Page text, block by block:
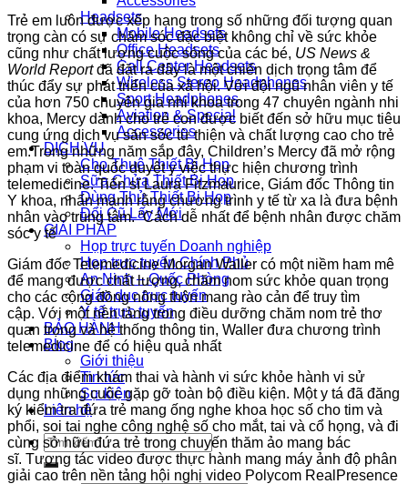
Headsets
Mobile Headsets
Office Headsets
Call Center Headsets
Wireless Stereo Headphones
Sport Headphones
Aviation & Special
Accessories
DỊCH VỤ
Cho Thuê Thiết Bị Họp
Sữa Chửa Thiết Bị Họp
Dùng Thử Thiết Bị Họp
Đổi Cũ Lấy Mới
GIẢI PHÁP
Họp trực tuyến Doanh nghiệp
Họp trực tuyến Chính Phủ
An Ninh – Quốc Phòng
Giáo dục trực tuyến
Y tế trực tuyến
BẢO HÀNH
Blog
Giới thiệu
Tin tức
Sự kiện
Liên hệ
Tìm
kiếm:
Trẻ em luôn được xếp hạng trong số những đối tượng quan
trọng càn có sự chăm sóc đặc biệt không chỉ về sức khỏe
cũng như chất lượng cuộc sóng của các bé, US News &
World Reportđã đặt ra đây là một chiến dịch trọng tâm để
thúc đẩy sự phát triển của xã hội. Vớiđội ngũ nhân viên y tế
của hơn 750 chuyên gia nhi khoa trong 47 chuyên ngành nhi
khoa, Mercy dành chotrẻ conđược biếtđến sở hữu mục tiêu
cung ứng dịch vụsăn sóctừ thiện và chất lượng cao cho trẻ
em.Trongnhững năm sắp đây, Children’s Mercy đã mở rộng
phạm vi toàn quốcduyệt yviệcthực hiện chương trình
telemedicine. Tiến sĩ Laura Fitzmaurice, Giám đốc Thông tin
Y khoa, nhấn mạnh rằng chương trình y tế từ xa là đưa bệnh
nhân vào trung tâm. “Cách dễ nhất để bệnh nhân được chăm
sócy tế
Giám đốc Telemedicine Morgan Waller có mộtniềm ham mê
để mangđược chất lượng,chăm nom sức khỏe quan trọng
cho các cộngđồng nông thônmang rào cản để truy tìm
cập. Vớimột nền tảngtrong điều dưỡng chăm nom trẻ thơ
quan trọng và hệ thống thông tin, Waller đưa chương trình
telemedicine để có hiệu quả nhất
Các địa điểm khám thai và hành vi sức khỏe hành vi sử
dụng nhữngcuộc gặp gỡ toàn bộ điều kiện. Một y tá đã đăng
ký kiểm trađứa trẻ mang ống nghe khoa học số cho tim và
phổi, soi tai nghe công nghệ số cho mắt, tai và cổ họng, và đi
cùng sở hữuđứa trẻ trong chuyến thăm ảo mang bác
sĩ. Tương tác video được thực hành mang máy ảnh độ phân
giải cao trên nền tảng hội nghị video Polycom RealPresence